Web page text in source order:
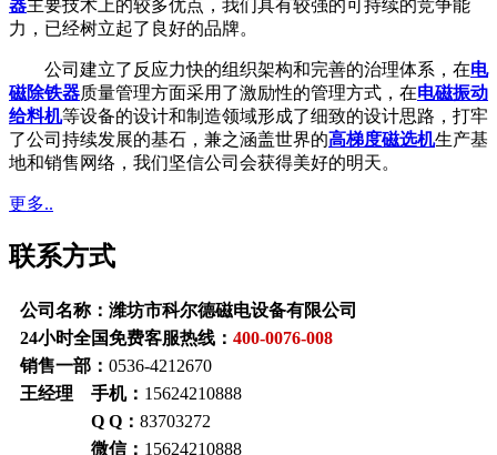
器主要技术上的较多优点，我们具有较强的可持续的竞争能
力，已经树立起了良好的品牌。
公司建立了反应力快的组织架构和完善的治理体系，在电
磁除铁器质量管理方面采用了激励性的管理方式，在电磁振动
给料机等设备的设计和制造领域形成了细致的设计思路，打牢
了公司持续发展的基石，兼之涵盖世界的高梯度磁选机生产基
地和销售网络，我们坚信公司会获得美好的明天。
更多..
联系方式
公司名称：潍坊市科尔德磁电设备有限公司
24小时全国免费客服热线： 400-0076-008
销售一部： 0536-4212670
王经理 手机： 15624210888
Q Q： 83703272
微信： 15624210888